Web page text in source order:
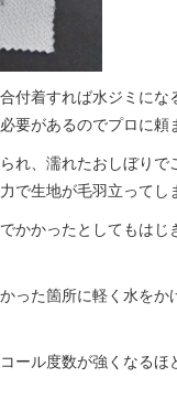
付着すれば水ジミにな
要があるのでプロに頼
れ、濡れたおしぼり
で生地が毛羽立ってし
かかったとしてもは
った箇所に軽く水を
ール度数が強くなるほ